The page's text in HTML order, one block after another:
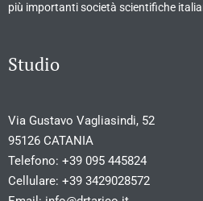
più importanti società scientifiche
Studio
Via Gustavo Vagliasindi, 52
95126 CATANIA
Telefono: +39 095 445824
Cellulare: +39 3429028572